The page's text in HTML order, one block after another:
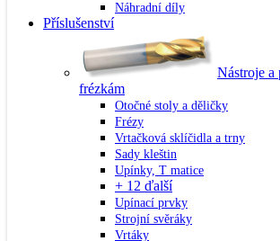
Náhradní díly
Příslušenství
Nástroje a
frézkám
Otočné stoly a děličky
Frézy
Vrtačková sklíčidla a trny
Sady kleštin
Upínky, T matice
+ 12 ďalší
Upínací prvky
Strojní svěráky
Vrtáky